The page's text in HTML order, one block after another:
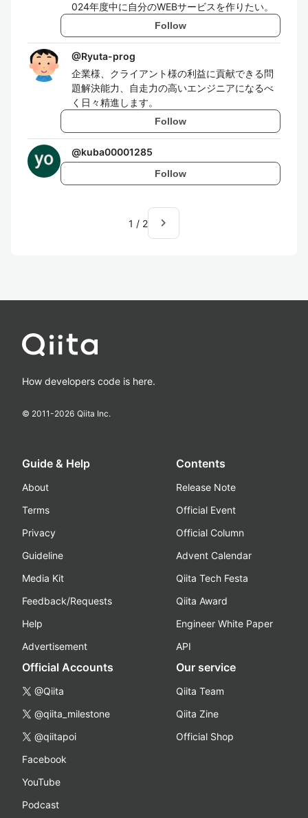
024年度中に自分のWEBサービスを作りたい。
Follow
@Ryuta-prog
企業様、クライアント様の利益に貢献できる問
題解決能力、自走力の高いエンジニアになるべ
く日々精進します。
Follow
@kuba00001285
Follow
1 / 2 navigate_next
How developers code is here.
© 2011-2026 Qiita Inc.
Guide & Help
About
Terms
Privacy
Guideline
Media Kit
Feedback/Requests
Help
Advertisement
Contents
Release Note
Official Event
Official Column
Advent Calendar
Qiita Tech Festa
Qiita Award
Engineer White Paper
API
Official Accounts
@Qiita
@qiita_milestone
@qiitapoi
Facebook
YouTube
Podcast
Our service
Qiita Team
Qiita Zine
Official Shop